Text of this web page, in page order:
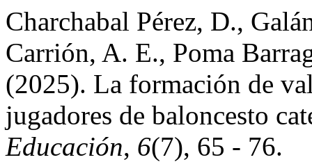
Charchabal Pérez, D.,
Carrión, A. E., Poma
(2025). La formación de
jugadores de baloncesto
Educación, 6(7), 65 - 76.